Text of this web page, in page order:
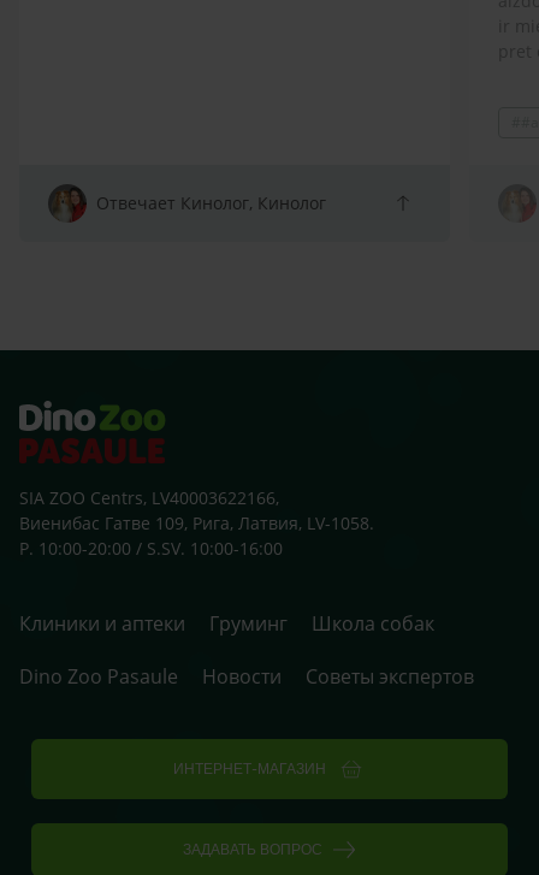
Отвечает Кинолог, Кинолог
arī
SIA ZOO Centrs, LV40003622166,
Виенибас Гатве 109, Рига, Латвия, LV-1058.
P. 10:00-20:00 / S.SV. 10:00-16:00
Клиники и аптеки Груминг
Школа собак
Dino Zoo Pasaule
Новости Советы экспертов
ИНТЕРНЕТ-МАГАЗИН
ЗАДАВАТЬ ВОПРОС